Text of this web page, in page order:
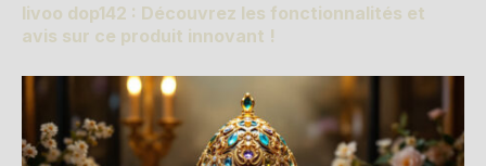
livoo dop142 : Découvrez les fonctionnalités et
avis sur ce produit innovant !